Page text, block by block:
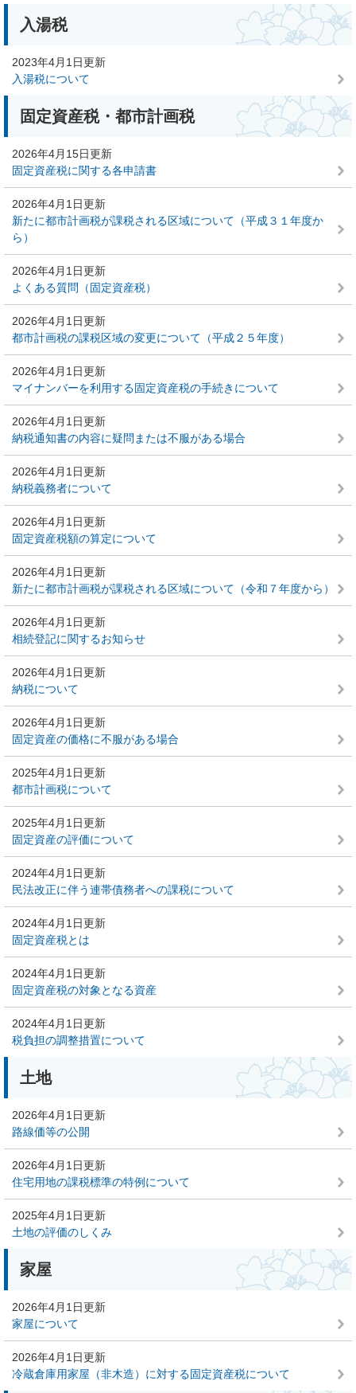
入湯税
2023年4月1日更新
入湯税について
固定資産税・都市計画税
2026年4月15日更新
固定資産税に関する各申請書
2026年4月1日更新
新たに都市計画税が課税される区域について（平成３１年度か
ら）
2026年4月1日更新
よくある質問（固定資産税）
2026年4月1日更新
都市計画税の課税区域の変更について（平成２５年度）
2026年4月1日更新
マイナンバーを利用する固定資産税の手続きについて
2026年4月1日更新
納税通知書の内容に疑問または不服がある場合
2026年4月1日更新
納税義務者について
2026年4月1日更新
固定資産税額の算定について
2026年4月1日更新
新たに都市計画税が課税される区域について（令和７年度から）
2026年4月1日更新
相続登記に関するお知らせ
2026年4月1日更新
納税について
2026年4月1日更新
固定資産の価格に不服がある場合
2025年4月1日更新
都市計画税について
2025年4月1日更新
固定資産の評価について
2024年4月1日更新
民法改正に伴う連帯債務者への課税について
2024年4月1日更新
固定資産税とは
2024年4月1日更新
固定資産税の対象となる資産
2024年4月1日更新
税負担の調整措置について
土地
2026年4月1日更新
路線価等の公開
2026年4月1日更新
住宅用地の課税標準の特例について
2025年4月1日更新
土地の評価のしくみ
家屋
2026年4月1日更新
家屋について
2026年4月1日更新
冷蔵倉庫用家屋（非木造）に対する固定資産税について